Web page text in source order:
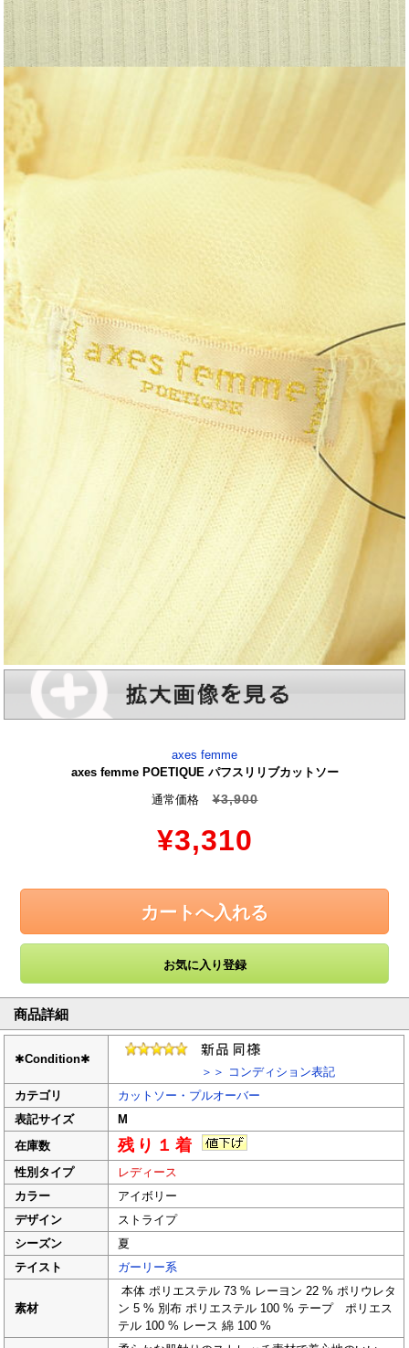
axes femme
axes femme POETIQUE パフスリリブカットソー
通常価格
¥3,900
¥3,310
カートへ入れる
商品詳細
✱Condition✱
＞＞ コンディション表記
カテゴリ
カットソー・プルオーバー
表記サイズ
M
在庫数
残り１着
性別タイプ
レディース
カラー
アイボリー
デザイン
ストライプ
シーズン
夏
テイスト
ガーリー系
素材
本体 ポリエステル 73 % レーヨン 22 % ポリウレタ
ン 5 % 別布 ポリエステル 100 % テープ ポリエス
テル 100 % レース 綿 100 %